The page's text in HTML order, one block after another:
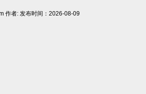
作者: 发布时间：2026-08-09